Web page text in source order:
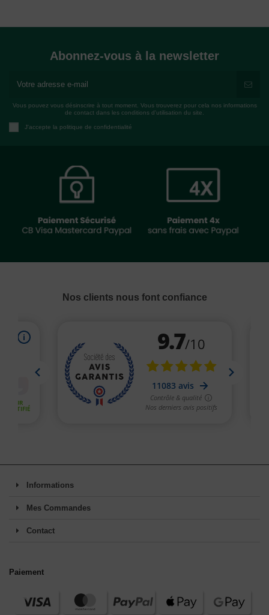
Abonnez-vous à la newsletter
Vous pouvez vous désinscrire à tout moment. Vous trouverez pour cela nos informations
de contact dans les conditions d'utilisation du site.
J'accepte la politique de confidentialité
Nos clients nous font confiance
Informations
Mes Commandes
Contact
Paiement